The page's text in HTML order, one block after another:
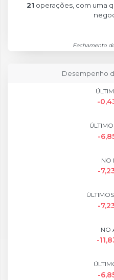
21 operações, com uma
Fechamento
Desempenho
-
-
NO
-
-
NO
-
-